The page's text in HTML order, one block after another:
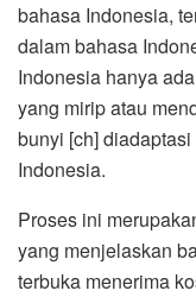
bahasa Indonesia,
dalam bahasa
Indonesia hanya
yang mirip atau
bunyi [ch]
Indonesia.
Proses ini
yang menjelaskan
terbuka menerima